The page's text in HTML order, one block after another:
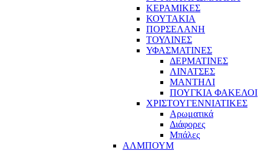
ΚΕΡΑΜΙΚΕΣ
ΚΟΥΤΑΚΙΑ
ΠΟΡΣΕΛΑΝΗ
ΤΟΥΛΙΝΕΣ
ΥΦΑΣΜΑΤΙΝΕΣ
ΔΕΡΜΑΤΙΝΕΣ
ΛΙΝΑΤΣΕΣ
ΜΑΝΤΗΛΙ
ΠΟΥΓΚΙΑ ΦΑΚΕΛΟΙ
ΧΡΙΣΤΟΥΓΕΝΝΙΑΤΙΚΕΣ
Αρωματικά
Διάφορες
Μπάλες
ΑΛΜΠΟΥΜ